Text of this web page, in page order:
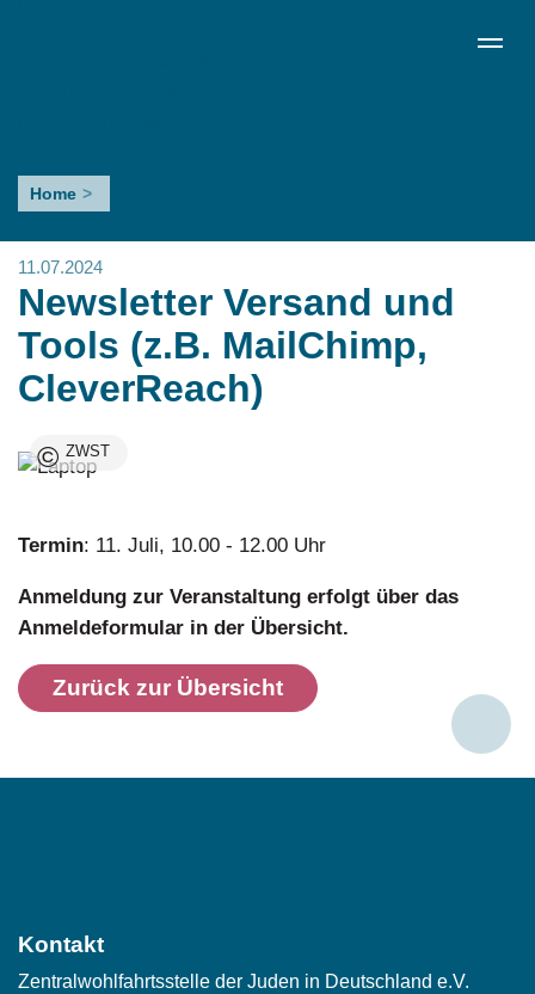
Newsletter
Versand
und
Tools
(z.B.
MailChimp,
Home
11.07.2024
Newsletter Versand und
Tools (z.B. MailChimp,
CleverReach)
© ZWST
Termin: 11. Juli, 10.00 - 12.00 Uhr
Anmeldung zur Veranstaltung erfolgt über das
Anmeldeformular in der Übersicht.
Zurück zur Übersicht
Kontakt
Zentralwohlfahrtsstelle der Juden in Deutschland e.V.